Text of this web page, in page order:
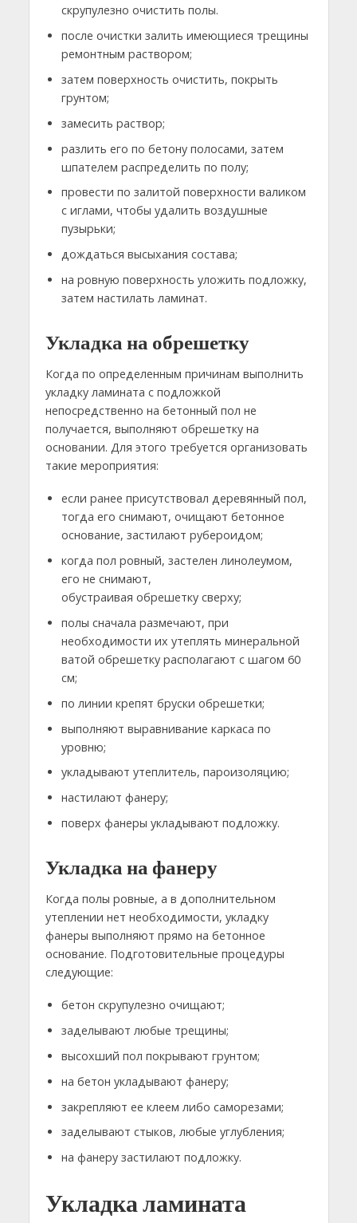
скрупулезно очистить полы.
после очистки залить имеющиеся трещины
ремонтным раствором;
затем поверхность очистить, покрыть
грунтом;
замесить раствор;
разлить его по бетону полосами, затем
шпателем распределить по полу;
провести по залитой поверхности валиком
с иглами, чтобы удалить воздушные
пузырьки;
дождаться высыхания состава;
на ровную поверхность уложить подложку,
затем настилать ламинат.
Укладка на обрешетку
Когда по определенным причинам выполнить
укладку ламината с подложкой
непосредственно на бетонный пол не
получается, выполняют обрешетку на
основании. Для этого требуется организовать
такие мероприятия:
если ранее присутствовал деревянный пол,
тогда его снимают, очищают бетонное
основание, застилают рубероидом;
когда пол ровный, застелен линолеумом,
его не снимают,
обустраивая обрешетку сверху;
полы сначала размечают, при
необходимости их утеплять минеральной
ватой обрешетку располагают с шагом 60
см;
по линии крепят бруски обрешетки;
выполняют выравнивание каркаса по
уровню;
укладывают утеплитель, пароизоляцию;
настилают фанеру;
поверх фанеры укладывают подложку.
Укладка на фанеру
Когда полы ровные, а в дополнительном
утеплении нет необходимости, укладку
фанеры выполняют прямо на бетонное
основание. Подготовительные процедуры
следующие:
бетон скрупулезно очищают;
заделывают любые трещины;
высохший пол покрывают грунтом;
на бетон укладывают фанеру;
закрепляют ее клеем либо саморезами;
заделывают стыков, любые углубления;
на фанеру застилают подложку.
Укладка ламината